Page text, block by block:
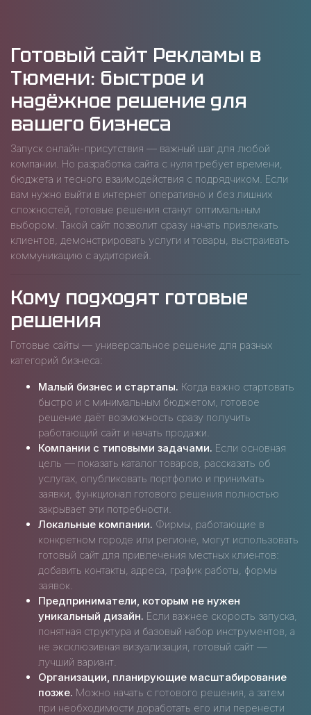
Готовый сайт Рекламы в
Тюмени: быстрое и
надёжное решение для
вашего бизнеса
Запуск онлайн-присутствия — важный шаг для любой
компании. Но разработка сайта с нуля требует времени,
бюджета и тесного взаимодействия с подрядчиком. Если
вам нужно выйти в интернет оперативно и без лишних
сложностей, готовые решения станут оптимальным
выбором. Такой сайт позволит сразу начать привлекать
клиентов, демонстрировать услуги и товары, выстраивать
коммуникацию с аудиторией.
Кому подходят готовые
решения
Готовые сайты — универсальное решение для разных
категорий бизнеса:
Малый бизнес и стартапы. Когда важно стартовать
быстро и с минимальным бюджетом, готовое
решение даёт возможность сразу получить
работающий сайт и начать продажи.
Компании с типовыми задачами. Если основная
цель — показать каталог товаров, рассказать об
услугах, опубликовать портфолио и принимать
заявки, функционал готового решения полностью
закрывает эти потребности.
Локальные компании. Фирмы, работающие в
конкретном городе или регионе, могут использовать
готовый сайт для привлечения местных клиентов:
добавить контакты, адреса, график работы, формы
заявок.
Предприниматели, которым не нужен
уникальный дизайн. Если важнее скорость запуска,
понятная структура и базовый набор инструментов, а
не эксклюзивная визуализация, готовый сайт —
лучший вариант.
Организации, планирующие масштабирование
позже. Можно начать с готового решения, а затем
при необходимости доработать его или перенести